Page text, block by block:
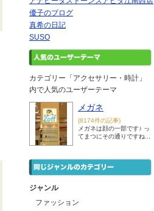
優子のブログ
真希の日記
SUSO
カテゴリー「アクセサリー・時計」
内で人気のユーザーテーマ
メガネ
(8174件の記事)
メガネは顔の一部です♪ っ
てまつにその通りですね...
ジャンル
ファッション